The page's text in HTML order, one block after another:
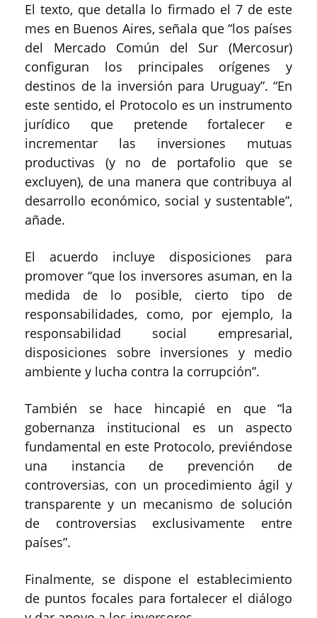
El texto, que detalla lo firmado el 7 de este
mes en Buenos Aires, señala que “los países
del Mercado Común del Sur (Mercosur)
configuran los principales orígenes y
destinos de la inversión para Uruguay”. “En
este sentido, el Protocolo es un instrumento
jurídico que pretende fortalecer e
incrementar las inversiones mutuas
productivas (y no de portafolio que se
excluyen), de una manera que contribuya al
desarrollo económico, social y sustentable”,
añade.
El acuerdo incluye disposiciones para
promover “que los inversores asuman, en la
medida de lo posible, cierto tipo de
responsabilidades, como, por ejemplo, la
responsabilidad social empresarial,
disposiciones sobre inversiones y medio
ambiente y lucha contra la corrupción”.
También se hace hincapié en que “la
gobernanza institucional es un aspecto
fundamental en este Protocolo, previéndose
una instancia de prevención de
controversias, con un procedimiento ágil y
transparente y un mecanismo de solución
de controversias exclusivamente entre
países”.
Finalmente, se dispone el establecimiento
de puntos focales para fortalecer el diálogo